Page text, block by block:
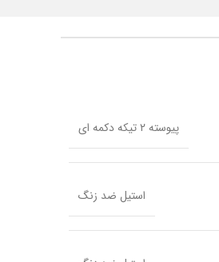
پیوسته ۲ تیکه دکمه ای
استیل ضد زنگ